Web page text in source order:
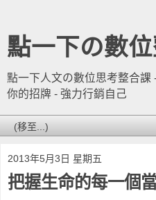
點一下の數
點一下人文の數位思考整合課
你的招牌 - 強力行銷自己
2013年5月3日 星期五
把握生命的每一個